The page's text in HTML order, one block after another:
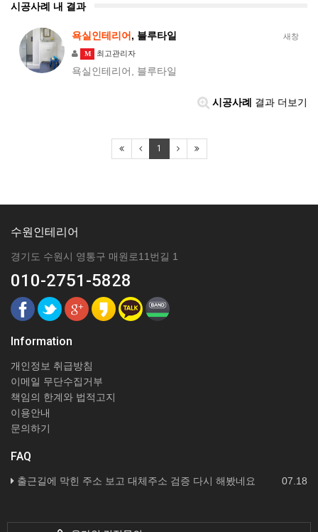
시공사례 내 결과
새창
욕실인테리어 , 블루타일
M 최고관리자
욕실인테리어, 블루타일
시공사례 결과 더보기
1
수원인테리어
경기도 수원시 영통구 매원로11번길 1
010-2751-5828
Information
개인정보 취급방침
이메일 무단수집거부
책임의 한계와 법적고지
이용안내
문의하기
FAQ
07.18
출근길에 막힌 주소 보고 대체주소 검증 다시 해봤네요